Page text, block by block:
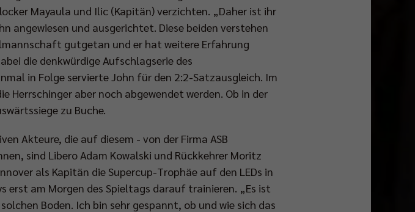
Mayaula und Ilic (Kapitän) verzichten. „Daher ist ihr
angewiesen und ausgerichtet. Diese beiden verstehen
gutgetan und er hat weitere Erfahrung
die denkwürdige Aufschlagserie des
in Folge servierte John für den 2:2-Satzausgleich. Im
Herrschinger aber noch abgewendet werden. Ob in der
zu Buche.
Akteure, die auf diesem - von der Firma ASB
sind Libero Adam Kowalski und Rückkehrer Moritz
als Kapitän die Supercup-Trophäe auf den LEDs in
erst am Morgen des Spieltags darauf trainieren. „Es ist
Boden. Ich bin sehr gespannt, ob und wie sich das